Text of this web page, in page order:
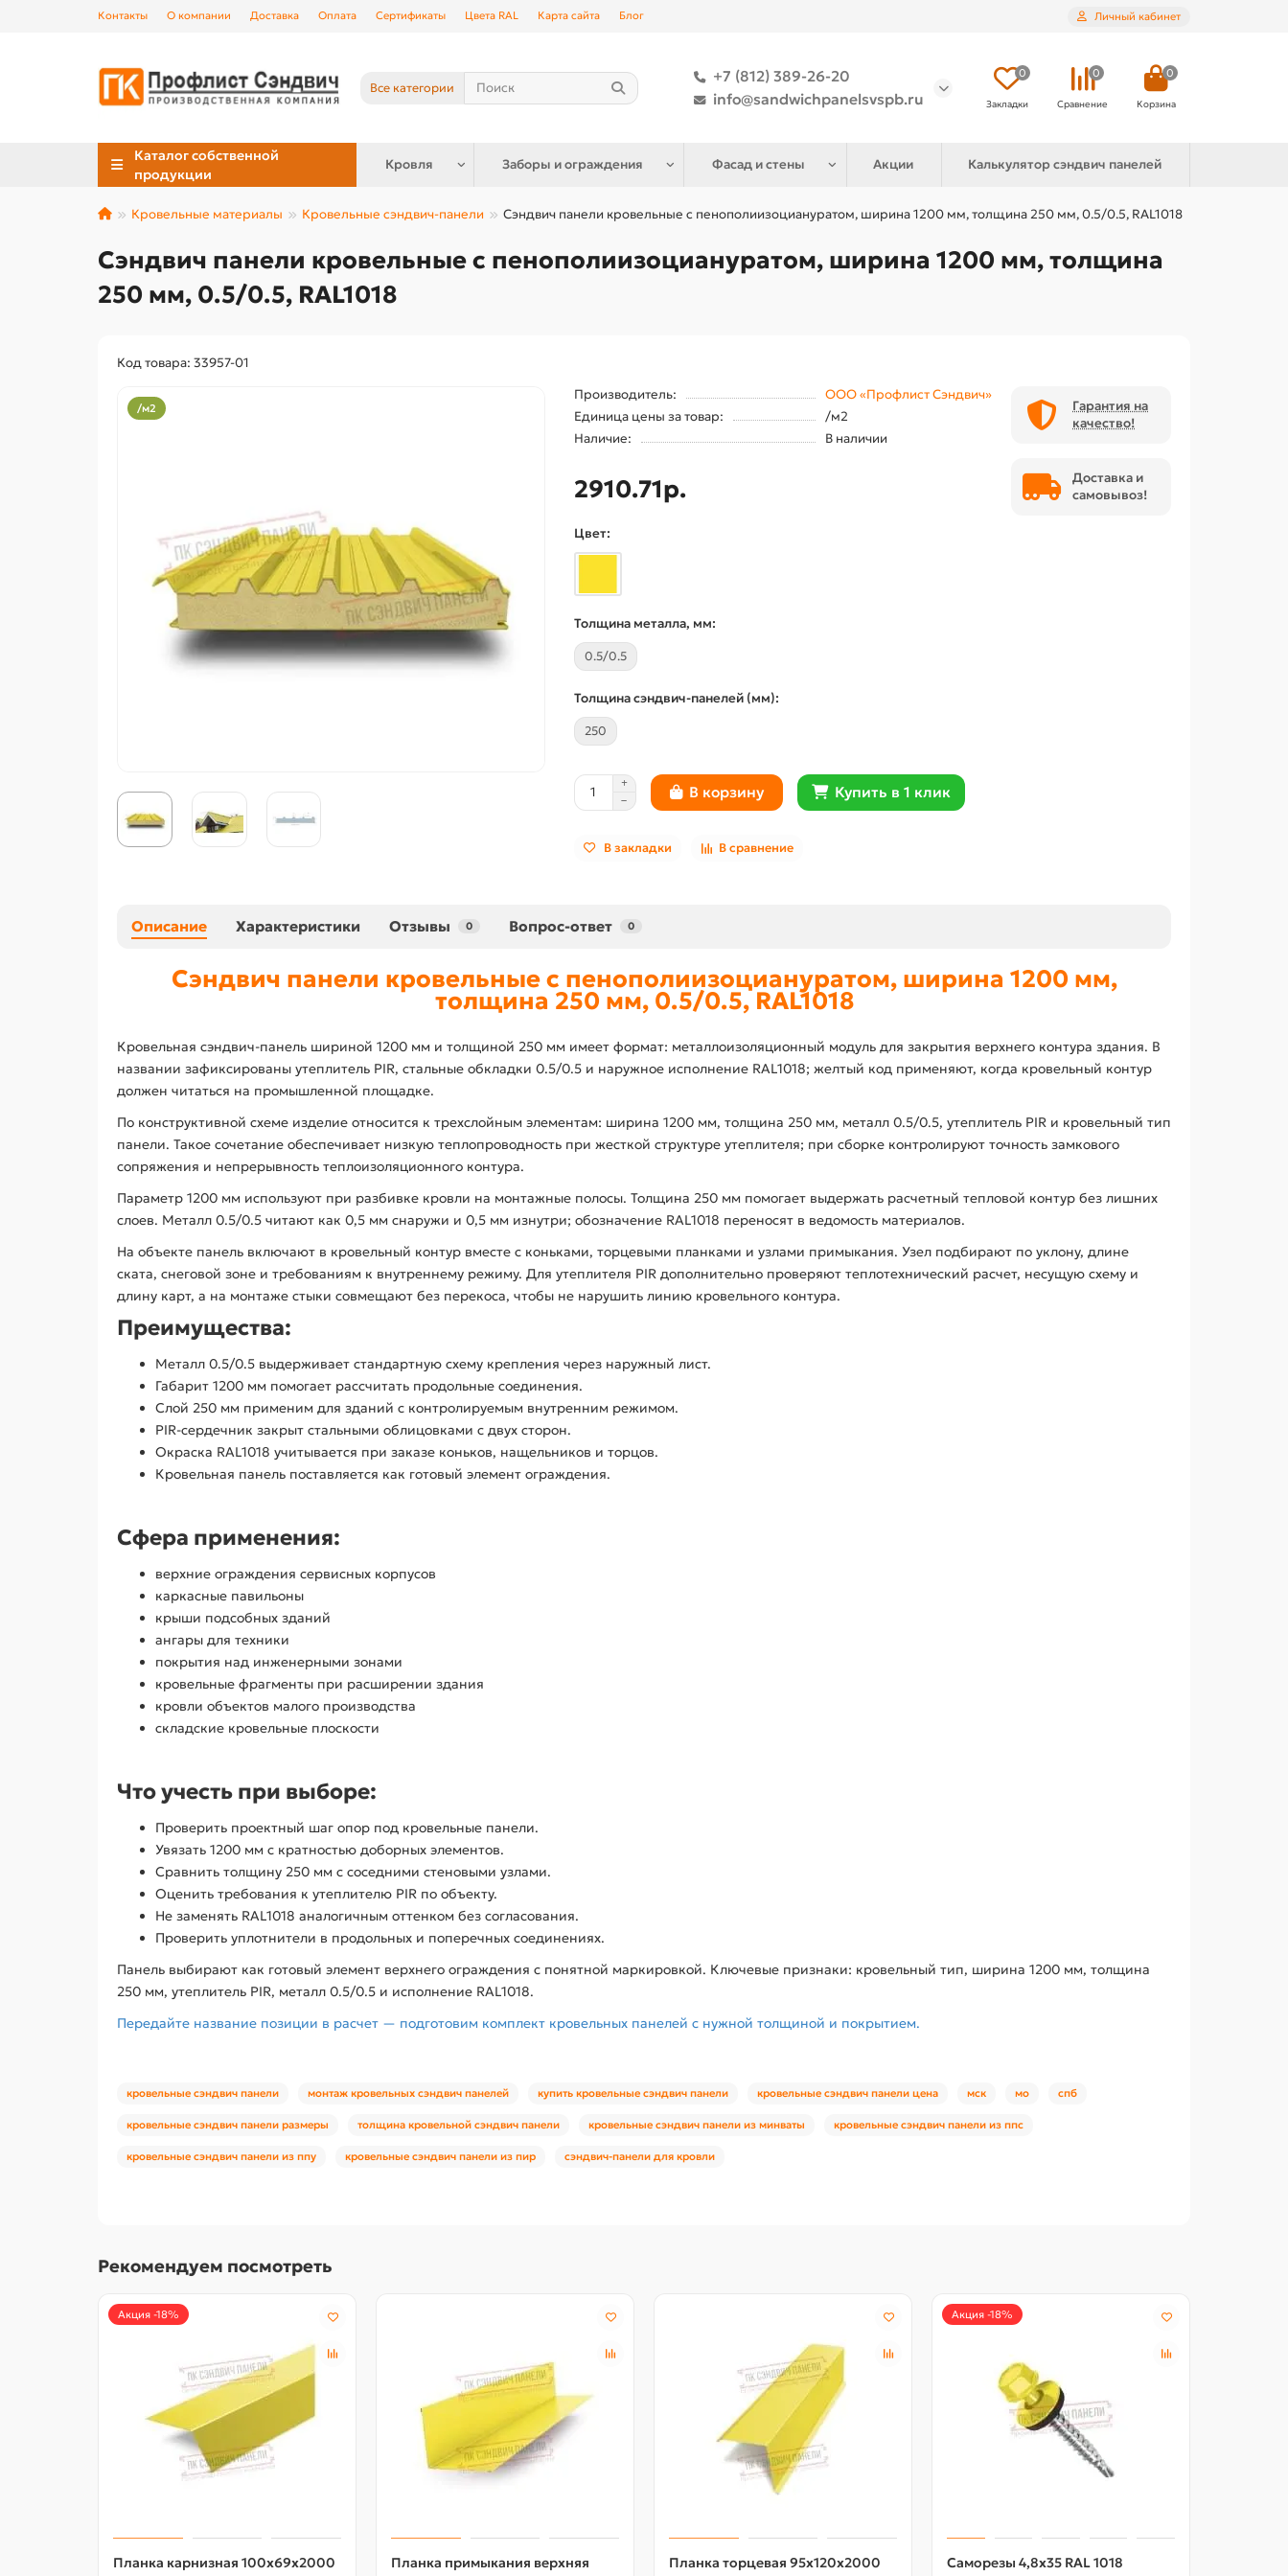
Контакты О компании Доставка Оплата Сертификаты Цвета RAL Карта сайта Блог Личный кабинет
Все категории
+7 (812) 389-26-20
info@sandwichpanelsvspb.ru
0
Закладки
0
Сравнение
0
Корзина
Каталог собственной
продукции
Кровля Заборы и ограждения Фасад и стены Акции Калькулятор сэндвич панелей
Кровельные материалы Кровельные сэндвич-панели Сэндвич панели кровельные с пенополиизоциануратом, ширина 1200 мм, толщина 250 мм, 0.5/0.5, RAL1018
Сэндвич панели кровельные с пенополиизоциануратом, ширина 1200 мм, толщина
250 мм, 0.5/0.5, RAL1018
Код товара: 33957-01
/м2
Производитель:
ООО «Профлист Сэндвич»
Единица цены за товар:
/м2
Наличие:
В наличии
2910.71р.
Цвет:
Толщина металла, мм:
0.5/0.5
Толщина сэндвич-панелей (мм):
250
В корзину Купить в 1 клик
В закладки В сравнение
Гарантия на
качество!
Доставка и
самовывоз!
Описание Характеристики Отзывы 0 Вопрос-ответ 0
Сэндвич панели кровельные с пенополиизоциануратом, ширина 1200 мм,
толщина 250 мм, 0.5/0.5, RAL1018
Кровельная сэндвич-панель шириной 1200 мм и толщиной 250 мм имеет формат: металлоизоляционный модуль для закрытия верхнего контура здания. В
названии зафиксированы утеплитель PIR, стальные обкладки 0.5/0.5 и наружное исполнение RAL1018; желтый код применяют, когда кровельный контур
должен читаться на промышленной площадке.
По конструктивной схеме изделие относится к трехслойным элементам: ширина 1200 мм, толщина 250 мм, металл 0.5/0.5, утеплитель PIR и кровельный тип
панели. Такое сочетание обеспечивает низкую теплопроводность при жесткой структуре утеплителя; при сборке контролируют точность замкового
сопряжения и непрерывность теплоизоляционного контура.
Параметр 1200 мм используют при разбивке кровли на монтажные полосы. Толщина 250 мм помогает выдержать расчетный тепловой контур без лишних
слоев. Металл 0.5/0.5 читают как 0,5 мм снаружи и 0,5 мм изнутри; обозначение RAL1018 переносят в ведомость материалов.
На объекте панель включают в кровельный контур вместе с коньками, торцевыми планками и узлами примыкания. Узел подбирают по уклону, длине
ската, снеговой зоне и требованиям к внутреннему режиму. Для утеплителя PIR дополнительно проверяют теплотехнический расчет, несущую схему и
длину карт, а на монтаже стыки совмещают без перекоса, чтобы не нарушить линию кровельного контура.
Преимущества:
Металл 0.5/0.5 выдерживает стандартную схему крепления через наружный лист.
Габарит 1200 мм помогает рассчитать продольные соединения.
Слой 250 мм применим для зданий с контролируемым внутренним режимом.
PIR-сердечник закрыт стальными облицовками с двух сторон.
Окраска RAL1018 учитывается при заказе коньков, нащельников и торцов.
Кровельная панель поставляется как готовый элемент ограждения.
Сфера применения:
верхние ограждения сервисных корпусов
каркасные павильоны
крыши подсобных зданий
ангары для техники
покрытия над инженерными зонами
кровельные фрагменты при расширении здания
кровли объектов малого производства
складские кровельные плоскости
Что учесть при выборе:
Проверить проектный шаг опор под кровельные панели.
Увязать 1200 мм с кратностью доборных элементов.
Сравнить толщину 250 мм с соседними стеновыми узлами.
Оценить требования к утеплителю PIR по объекту.
Не заменять RAL1018 аналогичным оттенком без согласования.
Проверить уплотнители в продольных и поперечных соединениях.
Панель выбирают как готовый элемент верхнего ограждения с понятной маркировкой. Ключевые признаки: кровельный тип, ширина 1200 мм, толщина
250 мм, утеплитель PIR, металл 0.5/0.5 и исполнение RAL1018.
Передайте название позиции в расчет — подготовим комплект кровельных панелей с нужной толщиной и покрытием.
кровельные сэндвич панели монтаж кровельных сэндвич панелей купить кровельные сэндвич панели кровельные сэндвич панели цена мск мо спб
кровельные сэндвич панели размеры толщина кровельной сэндвич панели кровельные сэндвич панели из минваты кровельные сэндвич панели из ппс
кровельные сэндвич панели из ппу кровельные сэндвич панели из пир сэндвич-панели для кровли
Рекомендуем посмотреть
Акция -18%
Планка карнизная 100х69х2000
Планка примыкания верхняя
Планка торцевая 95х120х2000
Акция -18%
Саморезы 4,8х35 RAL 1018